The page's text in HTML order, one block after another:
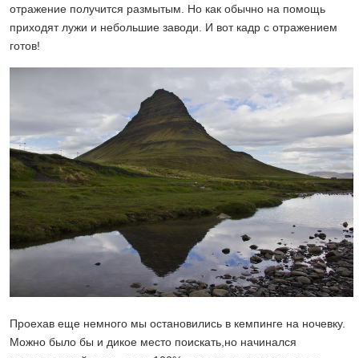
отражение получится размытым. Но как обычно на помощь
приходят лужи и небольшие заводи. И вот кадр с отражением
готов!
Проехав еще немного мы остановились в кемпинге на ночевку.
Можно было бы и дикое место поискать,но начинался